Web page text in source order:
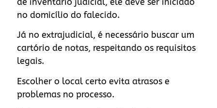
no domicílio do falecido.
Já no extrajudicial, é necessário buscar um
cartório de notas, respeitando os requisitos
legais.
Escolher o local certo evita atrasos e
problemas no processo.